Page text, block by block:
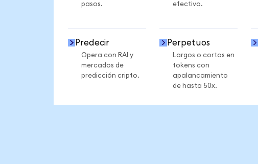
pasos.
efectivo.
Predecir
Opera con RAI y
mercados de
predicción cripto.
Perpetuos
Largos o cortos en
tokens con
apalancamiento
de hasta 50x.